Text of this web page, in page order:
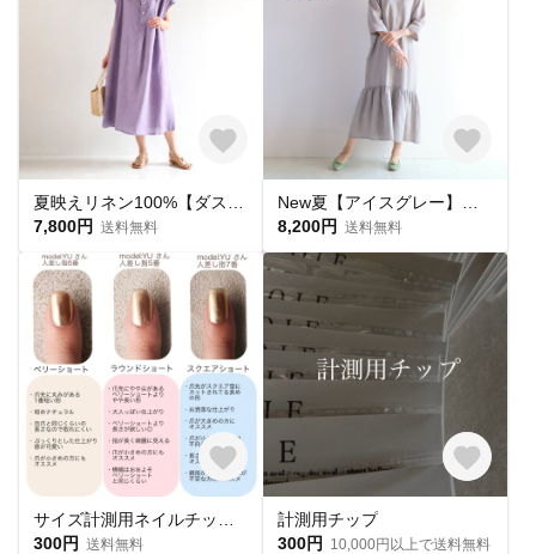
7,800円 送料無料
8,200円 送料無料
300円 送料無料
計測用チップ
300円
10,000円以上で送料無料